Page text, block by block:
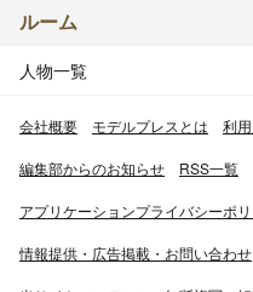
ルーム
人物一覧
会社概要 モデルプレスとは 利
編集部からのお知らせ RSS一覧
アプリケーションプライバシーポ
情報提供・広告掲載・お問い合わせ